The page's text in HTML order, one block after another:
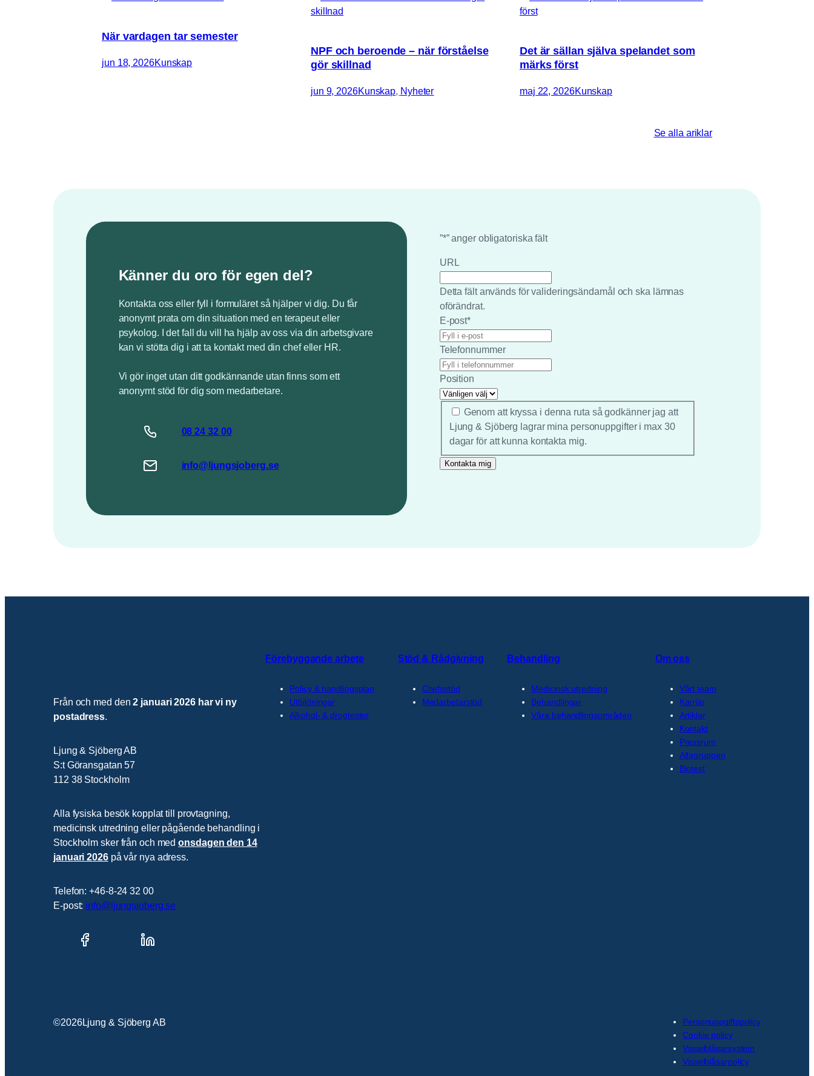
När vardagen tar semester
jun 18, 2026Kunskap
NPF och beroende – när förståelse
gör skillnad
jun 9, 2026Kunskap, Nyheter
Det är sällan själva spelandet som
märks först
maj 22, 2026Kunskap
Se alla ariklar
Känner du oro för egen del?
Kontakta oss eller fyll i formuläret så hjälper vi dig. Du får
anonymt prata om din situation med en terapeut eller
psykolog. I det fall du vill ha hjälp av oss via din arbetsgivare
kan vi stötta dig i att ta kontakt med din chef eller HR.
Vi gör inget utan ditt godkännande utan finns som ett
anonymt stöd för dig som medarbetare.
08 24 32 00
info@ ljungsjoberg.se
”*” anger obligatoriska fält
URL
Detta fält används för valideringsändamål och ska lämnas
oförändrat.
E-post*
Telefonnummer
Position
*
Genom att kryssa i denna ruta så godkänner jag att
Ljung & Sjöberg lagrar mina personuppgifter i max 30
dagar för att kunna kontakta mig.
Från och med den2 januari 2026 har vi ny
postadress.
Ljung & Sjöberg AB
S:t Göransgatan 57
112 38 Stockholm
Alla fysiska besök kopplat till provtagning,
medicinsk utredning eller pågående behandling i
Stockholm sker från och medonsdagen den 14
januari 2026på vår nya adress.
Telefon: +46-8-24 32 00
E-post: info@ljungsjoberg.se
Förebyggande arbete
Policy & handlingsplan
Utbildningar
Alkohol- & drogtester
Stöd & Rådgivning
Chefsstöd
Medarbetarstöd
Behandling
Medicinsk utredning
Behandlingar
Våra behandlingsområden
Om oss
Vårt team
Karriär
Artiklar
Kontakt
Pressrum
Alfagruppen
Biotest
©2026Ljung & Sjöberg AB
Personuppgiftspolicy
Cookie policy
Visselblåsarsystem
Visselblåsarpolicy